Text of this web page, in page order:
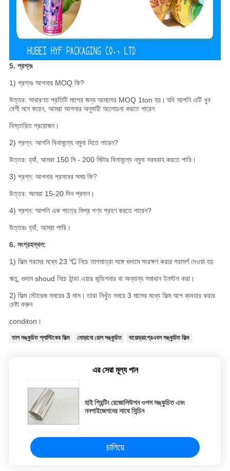
5. প্রশ্নঃ
1) প্রশ্নঃ আপনার MOQ কি?
উত্তর: সাধারণত প্রতিটি মাপের জন্য আমাদের MOQ 1ton হয়। যদি আপনি এটি খুব
বেশী মনে করেন, আমরা আপনার অনুযায়ী আলোচনা করতে পারেন
বিস্তারিত প্রয়োজন।
2) প্রশ্ন: আপনি বিনামূল্যে নমুনা দিতে পারেন?
উত্তর: হ্যাঁ, আমরা 150 মি - 200 মিটার বিনামূল্যে নমুনা সরবরাহ করতে পারি।
3) প্রশ্ন: আপনার প্রসবের সময় কি?
উত্তর: আমরা 15-20 দিন প্রদান।
4) প্রশ্ন: আপনি এক পাত্রে মিশ্র পণ্য গ্রহণ করতে পারেন?
উত্তরঃ হ্যাঁ, আমরা পারি।
6. সংগ্রহস্থল:
1) ফিল্ম গরমের মধ্যে 23 ℃ নিচে তাপমাত্রা সঙ্গে গুদামে সংরক্ষণ করার পরামর্শ দেওয়া হয়
ঋতু, গুদাম shoud নিচে ঠান্ডা এয়ার কন্ডিশনার বা অন্যান্য সমাধান ইনস্টল করা।
2) ফিল্ম স্টোরেজ সময়ের 3 মাস। তারা নিখুঁত সময়ে 3 মাসের মধ্যে ফিল্ম আপ ব্যবহার করার
চেষ্টা করুন
conditon।
তাপ সঙ্কুচিত প্লাস্টিকের ফিল্ম মোড়ানো রোল সঙ্কুচিত বায়োড্রাগ্রেএবল সঙ্কুচিত ফিল্ম
এর সেরা মূল্য পান
হাই প্রিন্টিং রেজোলিউশন ওপস সঙ্কুচিত এবং
ননপাইজেশনের সাথে সিন্চিন
চালিয়ে